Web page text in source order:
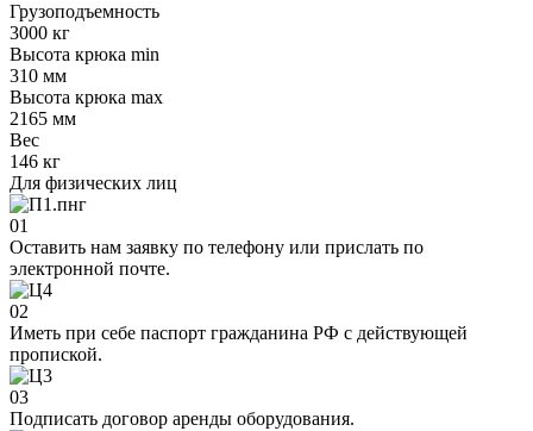
Грузоподъемность
3000 кг
Высота крюка min
310 мм
Высота крюка max
2165 мм
Вес
146 кг
Для физических лиц
01
Оставить нам заявку по телефону или прислать по
электронной почте.
02
Иметь при себе паспорт гражданина РФ с действующей
пропиской.
03
Подписать договор аренды оборудования.